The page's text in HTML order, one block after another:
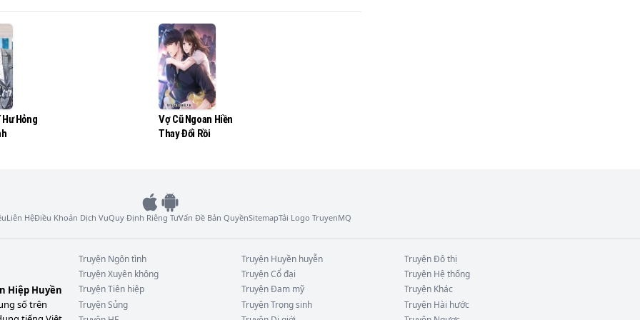
cũng mất trí nhớ rồi.
cô đấy nhé!
Hỏng
Vợ Cũ Ngoan Hiền
Thay Đổi Rồi
Liên HệĐiều Khoản Dịch VụQuy Định Riêng TưVấn Đề Bản QuyềnSitemapTải Logo TruyenMQ
Hiệp Huyền
số trên
Truyện Ngôn tình Truyện Huyền huyễn TruyệnĐô thị
TruyệnXuyên không TruyệnCổ đại Truyện Hệ thống
TruyệnTiên hiệp TruyệnĐam mỹ Truyện Khác
TruyệnSủng TruyệnTrọng sinh Truyện Hài hước